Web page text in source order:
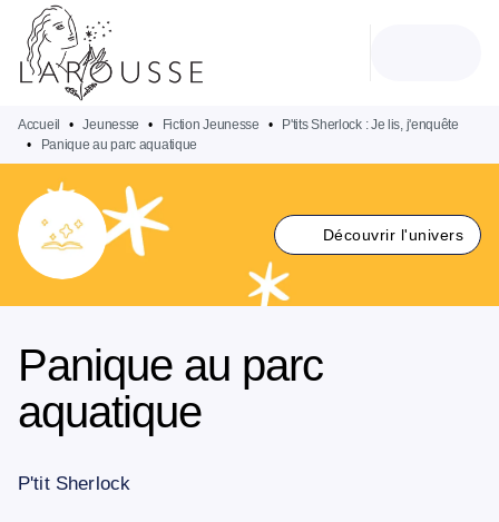
MENU
PIED DE PAGE
Accueil • Jeunesse • Fiction Jeunesse •
P'tits Sherlock : Je lis, j'enquête
•
Panique au parc aquatique
Découvrir l'univers
Panique au parc
aquatique
P'tit Sherlock